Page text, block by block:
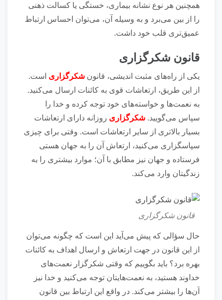
همچنین هر نوع نشانه بیماری، خستگی یا کسالت ذهنی
را از بین می‌برد و به وسیله آن، می‌توان احساس ارتباط
عمیق‌تری قلب خود داشت.
قانون شکرگزاری
یکی از راه‌های مثبت اندیشی، قانون شکرگزاری است.
از این طریق، ارتعاشات قوی به کائنات ارسال می‌کنید.
به نعمت‌ها و خواسته‌های خود توجه کرده و خدا را
سپاس می‌گویید. شکرگزاری روزانه دارای ارتعاشات
بسیار بالاتری از سایر ارتعاشات است. وقتی برای چیزی
سپاسگزاری می‌کنید، ارتعاش آن را به جهان هستی
فرستاده و جهان نیز مطابق با آن؛ موارد بیشتری را به
زندگیتان وارد می‌کند.
قانون شکرگزاری
حال سؤالی که پیش می‌آید این است که چگونه می‌توان
از این قانون در جهت ارتعاش و ارسال اهداف به کائنات
بهره برد؟ باید بگوییم که وقتی شکرگزار نعمت‌های
خداوند هستید، به نعمت‌هایتان توجه می‌کنید و خدا نیز
آن‌ها را بیشتر می‌کند. در واقع این ارتباط بین قانون